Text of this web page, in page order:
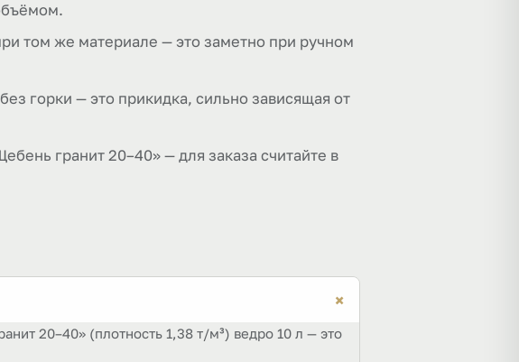
том же материале — это заметно при ручном
горки — это прикидка, сильно зависящая от
гранит 20–40» — для заказа считайте в
+
20–40» (плотность 1,38 т/м³) ведро 10 л — это